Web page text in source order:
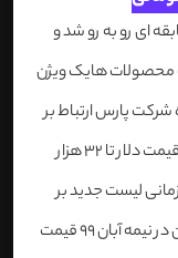
بی سابقه ای رو به رو شد و
محصولات هایک ویژن
پارس ارتباط بر
مبنای دلار 28هزار تومانی منتشر شد و بعد از آن قیمت دلار تا 32 هزار
لیست جدید بر
مبنای دلار بالای 30 هزار تومان عرضه نشد. اکنون در نیمه آبان 99 قیمت